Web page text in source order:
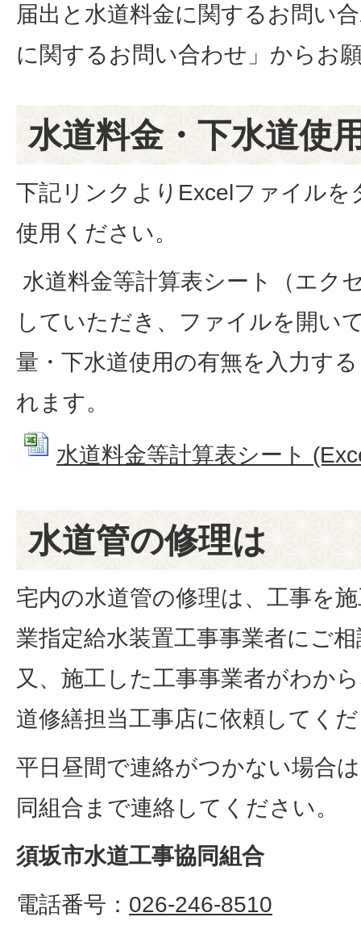
届出と水道料金に関するお問い
に関するお問い合わせ」からお
水道料金・下水道使
下記リンクよりExcelファイルを
使用ください。
水道料金等計算表シート（エク
していただき、ファイルを開い
量・下水道使用の有無を入力す
れます。
水道料金等計算表シート
水道管の修理は
宅内の水道管の修理は、工事を
業指定給水装置工事事業者にご
又、施工した工事事業者がわか
道修繕担当工事店に依頼してく
平日昼間で連絡がつかない場合
同組合まで連絡してください。
須坂市水道工事協同組合
電話番号： 026-246-8510